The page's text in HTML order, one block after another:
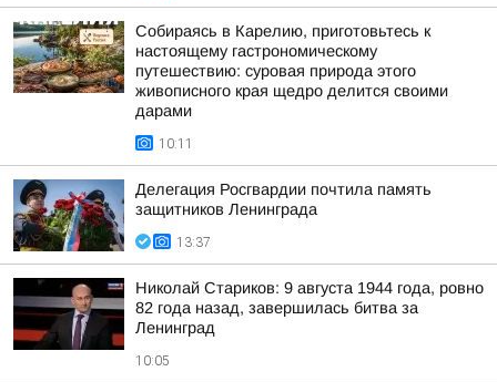
Собираясь в Карелию, приготовьтесь к
настоящему гастрономическому
путешествию: суровая природа этого
живописного края щедро делится своими
дарами
10:11
Делегация Росгвардии почтила память
защитников Ленинграда
13:37
Николай Стариков: 9 августа 1944 года, ровно
82 года назад, завершилась битва за
Ленинград
10:05